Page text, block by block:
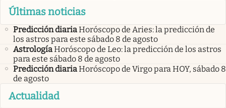
Últimas noticias
Predicción diariaHoróscopo de Aries: la predicción de
los astros para este sábado 8 de agosto
AstrologíaHoróscopo de Leo: la predicción de los astros
para este sábado 8 de agosto
Predicción diariaHoróscopo de Virgo para HOY, sábado 8
de agosto
Actualidad